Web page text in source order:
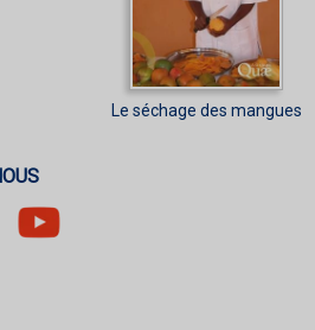
Le séchage des mangues